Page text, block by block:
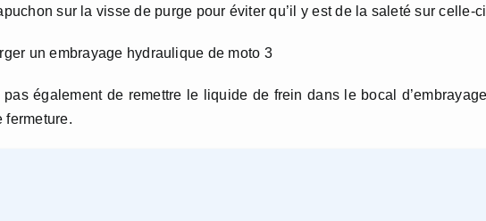
sur la visse de purge pour éviter qu’il y est de la saleté sur celle-
pas également de remettre le liquide de frein dans le bocal
fermeture.